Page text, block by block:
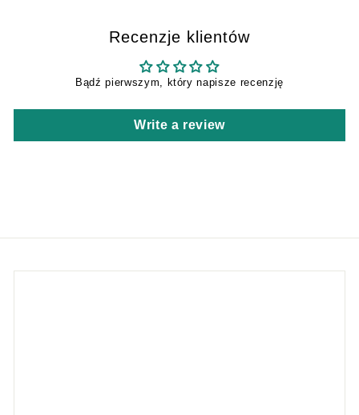
Recenzje klientów
Bądź pierwszym, który napisze recenzję
Write a review